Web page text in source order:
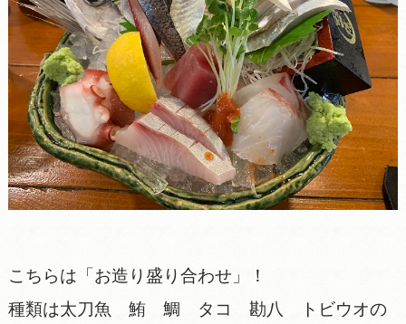
こちらは「お造り盛り合わせ」！
種類は太刀魚 鮪 鯛 タコ 勘八 トビウオの